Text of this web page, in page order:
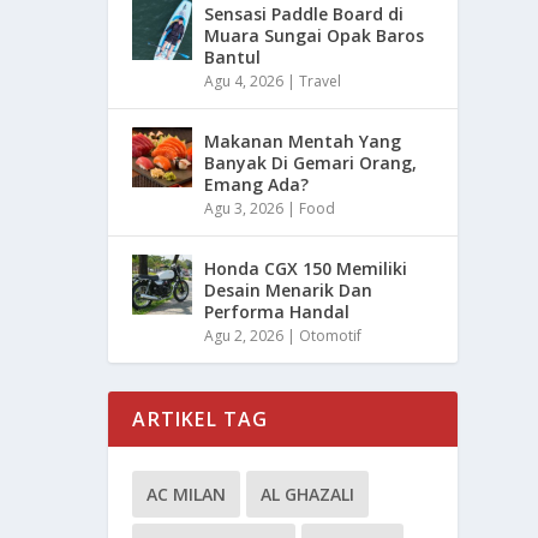
Sensasi Paddle Board di
Muara Sungai Opak Baros
Bantul
Agu 4, 2026 |Travel
Makanan Mentah Yang
Banyak Di Gemari Orang,
Emang Ada?
Agu 3, 2026 | Food
Honda CGX 150 Memiliki
Desain Menarik Dan
Performa Handal
Agu 2, 2026 | Otomotif
ARTIKEL TAG
AC MILAN AL GHAZALI